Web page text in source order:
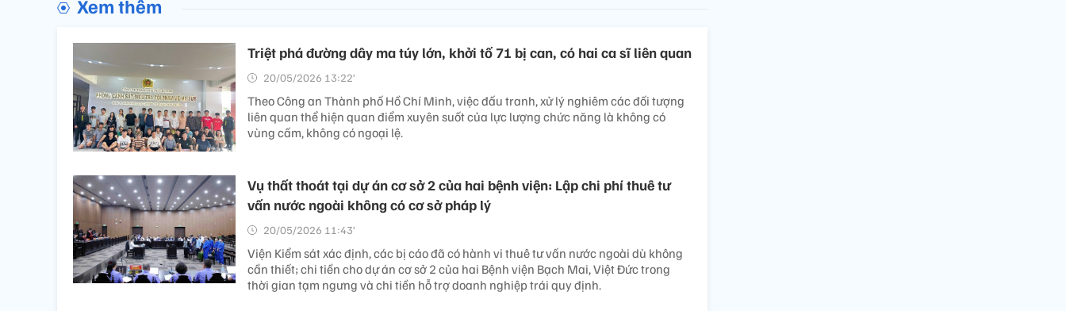
Xem thêm
Triệt phá đường dây ma túy lớn, khởi tố 71 bị can, có hai ca sĩ liên quan
20/05/2026 13:22’
Theo Công an Thành phố Hồ Chí Minh, việc đấu tranh, xử lý nghiêm các đối tượng
liên quan thể hiện quan điểm xuyên suốt của lực lượng chức năng là không có
vùng cấm, không có ngoại lệ.
Vụ thất thoát tại dự án cơ sở 2 của hai bệnh viện: Lập chi phí thuê tư
vấn nước ngoài không có cơ sở pháp lý
20/05/2026 11:43’
Viện Kiểm sát xác định, các bị cáo đã có hành vi thuê tư vấn nước ngoài dù không
cần thiết; chi tiền cho dự án cơ sở 2 của hai Bệnh viện Bạch Mai, Việt Đức trong
thời gian tạm ngưng và chi tiền hỗ trợ doanh nghiệp trái quy định.